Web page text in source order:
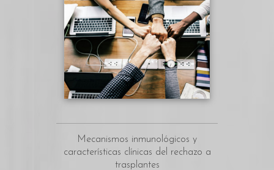
Mecanismos inmunológicos y
características clínicas del rechazo a
trasplantes